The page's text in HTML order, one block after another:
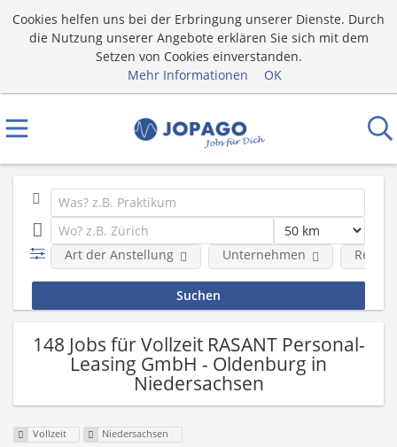
Cookies helfen uns bei der Erbringung unserer Dienste. Durch
die Nutzung unserer Angebote erklären Sie sich mit dem
Setzen von Cookies einverstanden.
Mehr Informationen
OK
Art der Anstellung Unternehmen Region
148 Jobs für Vollzeit RASANT Personal-
Leasing GmbH - Oldenburg in
Niedersachsen
Vollzeit
Niedersachsen